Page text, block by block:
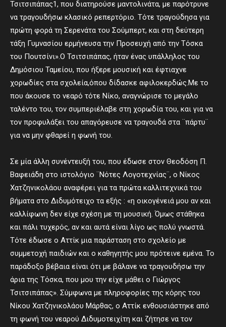
Τσιτσιπάπας1, που διατηρούσε μαντολινάτα, με παρότρυνε
να τραγουδήσω κλασικό ρεπερτόριο. Τότε τραγούδησα για
πρώτη φορά τη Σερενάτα του Σούμπερτ, και στη δεύτερη
τάξη Γυμνασίου ερμήνευσα την Προσευχή από την Τόσκα
του Πουτσίνι».Ο Τσιτσιπάπας, ήταν ένας υπάλληλος του
Δημόσιου Ταμείου, που ήξερε μουσική και έφτιαχνε
χορωδίες στα σχολεία,όπου δίδασκε αφιλοκερδώς.Με το
που άκουσε το νεαρό τότε Νίκο, αναγνώρισε το μεγάλο
ταλέντο του, τον συμπεριέλαβε στη χορωδία του, και για να
τον προφυλάξει του απαγόρευσε να τραγουδά στα ¨πάρτυ¨
για να μην φθαρεί η φωνή του.
Σε μία άλλη συνέντευξή του, που έδωσε στον Θεοδόση Π.
Βαφειάδη στο ιστολόγιο ¨Νότες Λογοτεχνίας¨, ο Νίκος
Χατζηνικολάου αναφέρει για τα πρώτα καλλιτεχνικά του
βήματα στο Διδυμότειχο τα εξής : «η οικογένειά μου αν και
καλλίφωνη δεν είχε σχέση με τη μουσική. Όμως στάθηκα
και πάλι τυχερός, αν και αυτά είναι λίγο ως πολύ γνωστά.
Τότε έδωσε ο Αττίκ μια παράσταση στο σχολείο με
συμμετοχή παιδιών και ο καθηγητής μου πρότεινε εμένα. Το
παράδοξο βέβαια είναι ότι με βάλανε να τραγουδήσω την
άρια της Τόσκα, που μου την είχε μάθει ο Γιώργος
Τσιτσιπάπας». Σύμφωνα με πληροφορίες της κόρης του
Νίκου Χατζηνικολάου Μάρθας, ο Αττίκ ενθουσιάστηκε από
τη φωνή του νεαρού Διδυμοτειχίτη και ζήτησε να τον